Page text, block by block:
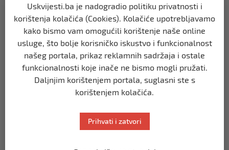
RELIGIJA
Stajaća voda se usmrdi
prije 2 godine
‘Sinko, pretekao sam greške’
RELIGIJA
Uskvijesti.ba je nadogradio politiku privatnosti i
korištenja kolačića (Cookies). Kolačiće upotrebljavamo
kako bismo vam omogućili korištenje naše online
usluge, što bolje korisničko iskustvo i funkcionalnost
našeg portala, prikaz reklamnih sadržaja i ostale
funkcionalnosti koje inače ne bismo mogli pružati.
Daljnjim korištenjem portala, suglasni ste s
korištenjem kolačića.
Prihvati i zatvori